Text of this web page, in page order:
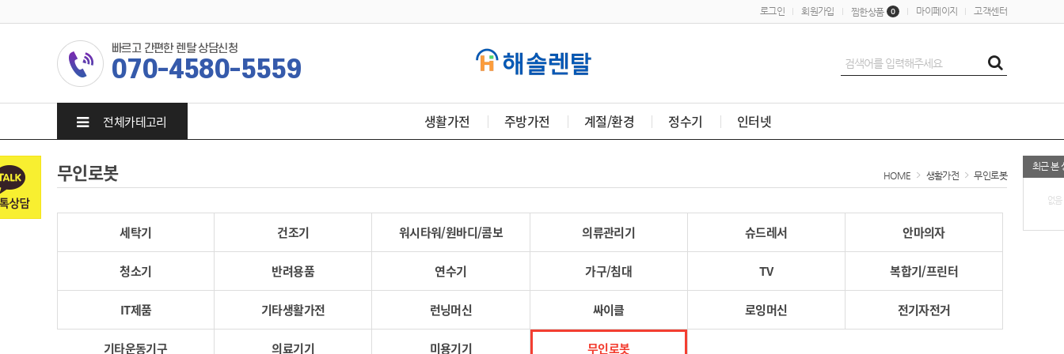
로그인 회원가입 찜한상품 0 마이페이지 고객센터
빠르고 간편한 렌탈 상담신청
070-4580-5559
전체카테고리 생활가전 주방가전 계절/환경 정수기 인터넷
최근 본
없음
무인로봇 HOME 생활가전 무인로봇
세탁기 건조기 워시타워/원바디/콤보 의류관리기 슈드레서 안마의자
청소기 반려용품 연수기 가구/침대 TV 복합기/프린터
IT제품 기타생활가전 런닝머신 싸이클 로잉머신 전기자전거
기타운동기구 의료기기 미용기기 무인로봇